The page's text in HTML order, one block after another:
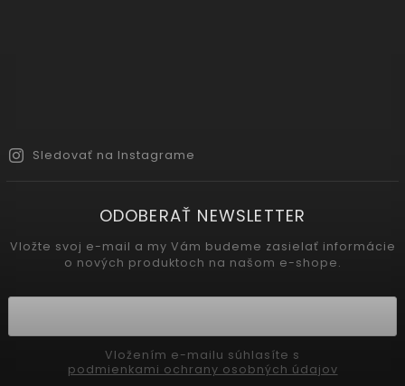
Sledovať na Instagrame
ODOBERAŤ NEWSLETTER
Vložte svoj e-mail a my Vám budeme zasielať informácie
o nových produktoch na našom e-shope.
podmienkami ochrany osobných údajov